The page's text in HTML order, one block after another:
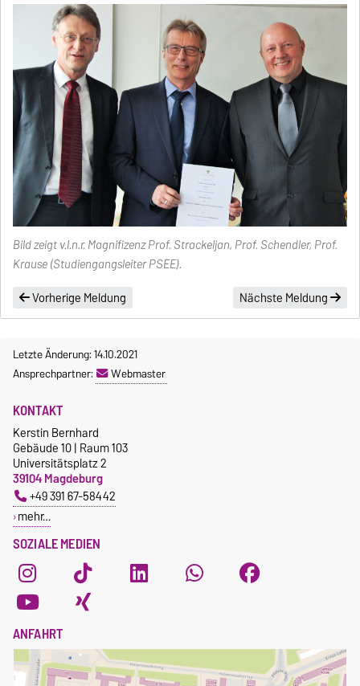
Bild zeigt v.l.n.r. Magnifizenz Prof. Strackeljan, Prof. Schendler, Prof.
Krause (Studiengangsleiter PSEE).
Vorherige Meldung
Nächste Meldung
Letzte Änderung: 14.10.2021
Ansprechpartner:
Webmaster
SOZIALE MEDIEN
KONTAKT
Kerstin Bernhard
Gebäude 10 | Raum 103
Universitätsplatz 2
39104 Magdeburg
+49 391 67-58442
mehr…
ANFAHRT